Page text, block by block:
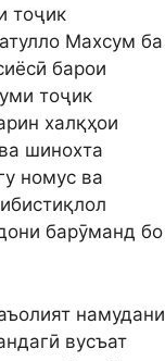
тоҷик
Махсум ба
барои
тоҷик
халқҳои
шинохта
номус ва
барӯманд бо
намудани
вусъат